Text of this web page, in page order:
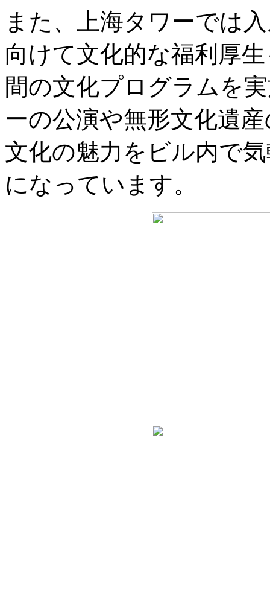
また、上海タワーでは
向けて文化的な福利厚
間の文化プログラムを
ーの公演や無形文化遺
文化の魅力をビル内で
になっています。